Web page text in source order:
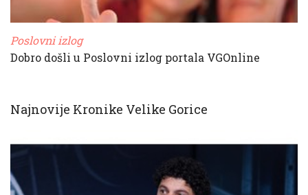
Poslovni izlog
Dobro došli u Poslovni izlog portala VGOnline
Najnovije Kronike Velike Gorice